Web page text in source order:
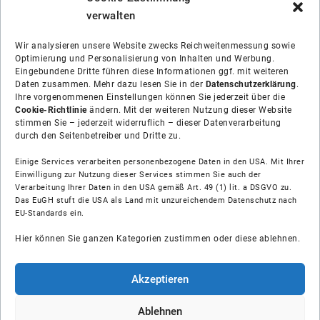
verwalten
Wir analysieren unsere Website zwecks Reichweitenmessung sowie
Optimierung und Personalisierung von Inhalten und Werbung.
Eingebundene Dritte führen diese Informationen ggf. mit weiteren
Daten zusammen. Mehr dazu lesen Sie in der Datenschutzerklärung.
Ihre vorgenommenen Einstellungen können Sie jederzeit über die
Cookie-Richtlinieändern. Mit der weiteren Nutzung dieser Website
stimmen Sie – jederzeit widerruflich – dieser Datenverarbeitung
durch den Seitenbetreiber und Dritte zu.
Einige Services verarbeiten personenbezogene Daten in den USA. Mit Ihrer
Einwilligung zur Nutzung dieser Services stimmen Sie auch der
Verarbeitung Ihrer Daten in den USA gemäß Art. 49 (1) lit. a DSGVO zu.
Das EuGH stuft die USA als Land mit unzureichendem Datenschutz nach
EU-Standards ein.
Hier können Sie ganzen Kategorien zustimmen oder diese ablehnen.
Akzeptieren
Ablehnen
Über uns
Soziale Medien